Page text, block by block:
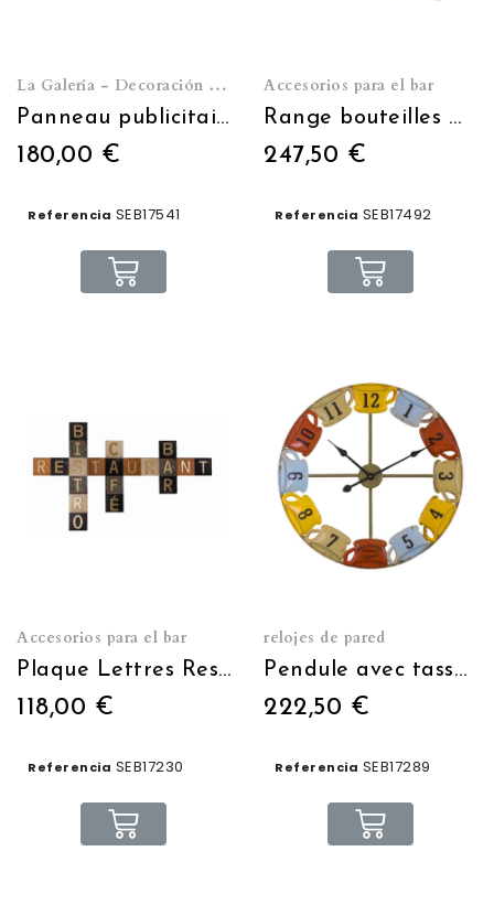
La Galería - Decoración de pared
Panneau publicitaire métal Pizzas 123 x 74 cm
180,00 €
Referencia SEB17541
Accesorios para el bar
Range bouteilles mural (16 bouteilles) avec réserve bouchons
247,50 €
Referencia SEB17492
Accesorios para el bar
Plaque Lettres Restaurant-Café-Bistro-Bar 100 x 60 cm
118,00 €
Referencia SEB17230
relojes de pared
Pendule avec tasses Ø 60 cm
222,50 €
Referencia SEB17289